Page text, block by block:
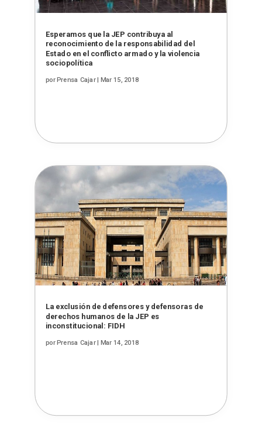
Esperamos que la JEP contribuya al
reconocimiento de la responsabilidad del
Estado en el conflicto armado y la violencia
sociopolítica
porPrensa Cajar| Mar 15, 2018
La exclusión de defensores y defensoras de
derechos humanos de la JEP es
inconstitucional: FIDH
porPrensa Cajar| Mar 14, 2018